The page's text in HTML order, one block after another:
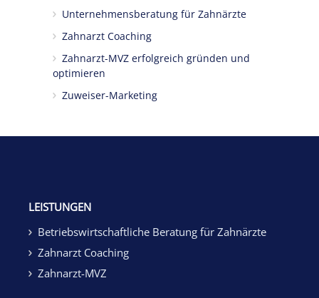
Unternehmensberatung für Zahnärzte
Zahnarzt Coaching
Zahnarzt-MVZ erfolgreich gründen und
optimieren
Zuweiser-Marketing
LEISTUNGEN
Betriebswirtschaftliche Beratung für Zahnärzte
Zahnarzt Coaching
Zahnarzt-MVZ